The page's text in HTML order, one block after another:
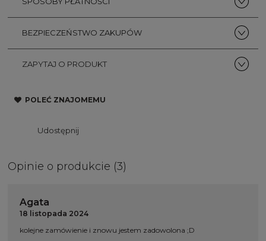
BEZPIECZEŃSTWO ZAKUPÓW
ZAPYTAJ O PRODUKT
POLEĆ ZNAJOMEMU
Udostępnij
Opinie o produkcie (3)
Agata
18 listopada 2024
kolejne zamówienie i znowu jestem zadowolona ;D